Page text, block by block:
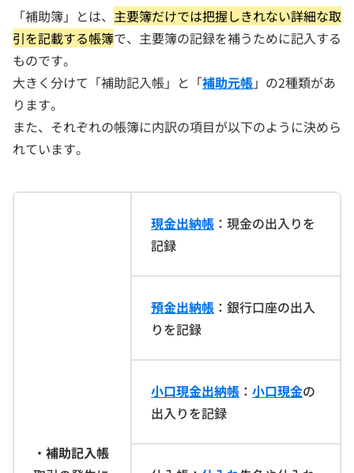
「補助簿」とは、 主要簿だけでは把握しきれない詳細な取
引を記載する帳簿で、主要簿の記録を補うために記入する
ものです。
大きく分けて「補助記入帳」と「補助元帳」の2種類があ
ります。
また、それぞれの帳簿に内訳の項目が以下のように決めら
れています。
・ 補助記入帳
現金出納帳 ：現金の出入りを
記録
預金出納帳 ：銀行口座の出入
りを記録
小口現金出納帳 ： 小口現金の
出入りを記録